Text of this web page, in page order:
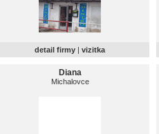
detail firmy | vizitka
Diana
Michalovce